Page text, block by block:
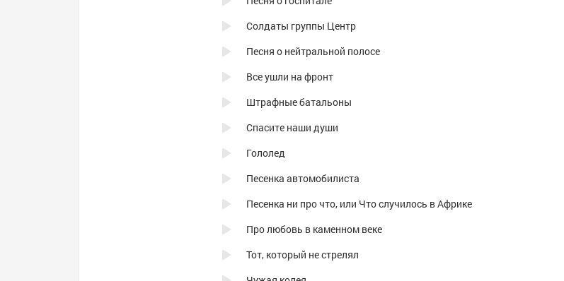
Солдаты группы Центр
Песня о нейтральной полосе
Все ушли на фронт
Штрафные батальоны
Спасите наши души
Гололед
Песенка автомобилиста
Песенка ни про что, или Что случилось в Африке
Про любовь в каменном веке
Тот, который не стрелял